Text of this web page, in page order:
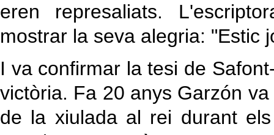
eren represaliats.
mostrar la seva alegria: "Estic
I va confirmar la tesi de
victòria. Fa 20 anys Garzón
de la xiulada al rei durant